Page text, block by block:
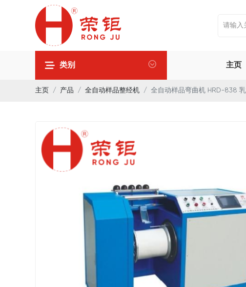
类别 主页
主页 产品 全自动样品整经机 全自动样品弯曲机 HRD-838